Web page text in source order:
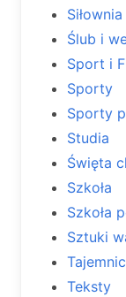
Siłownia
Ślub i
Sport i
Sporty
Sporty
Studia
Święta
Szkoła
Szkoła
Sztuki
Teksty